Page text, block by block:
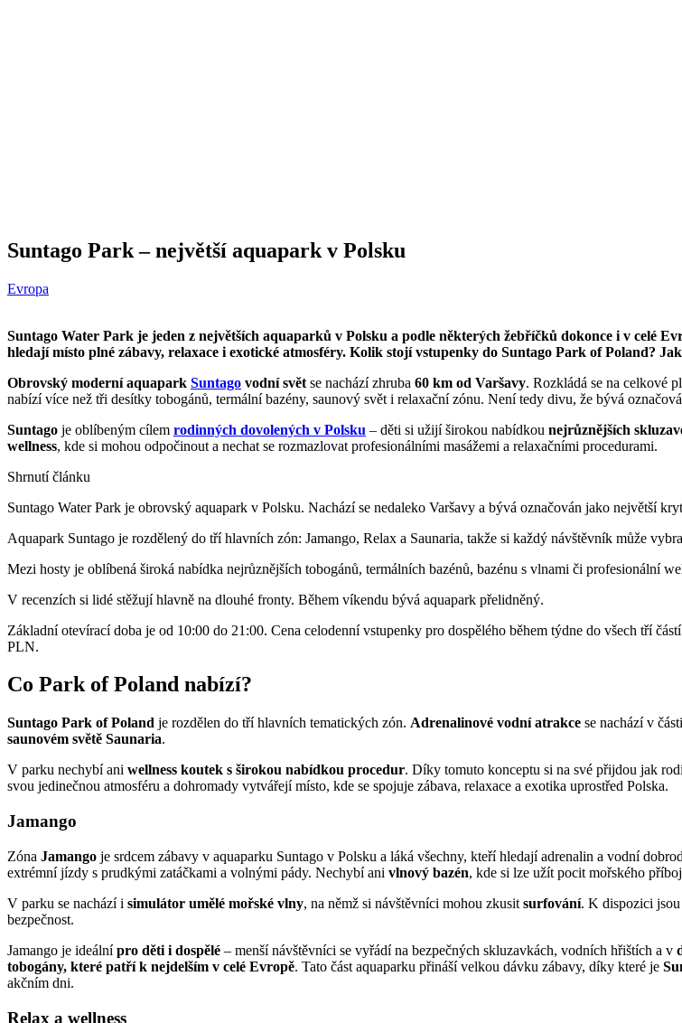
Suntago Park – největší aquapark v Polsku
Evropa
Suntago Water Park je jeden z největších aquaparků v Polsku a podle některých žebříčků dokonce i v celé
hledají místo plné zábavy, relaxace i exotické atmosféry. Kolik stojí vstupenky do Suntago Park of Poland?
Obrovský moderní aquapark Suntago vodní svět se nachází zhruba 60 km od Varšavy. Rozkládá se na celkové
nabízí více než tři desítky tobogánů, termální bazény, saunový svět i relaxační zónu. Není tedy divu, že bývá
Suntago je oblíbeným cílem rodinných dovolených v Polsku – děti si užijí širokou nabídkou nejrůznějších
wellness, kde si mohou odpočinout a nechat se rozmazlovat profesionálními masážemi a relaxačními procedurami.
Shrnutí článku
Suntago Water Park je obrovský aquapark v Polsku. Nachází se nedaleko Varšavy a bývá označován jako největší
Aquapark Suntago je rozdělený do tří hlavních zón: Jamango, Relax a Saunaria, takže si každý návštěvník může
Mezi hosty je oblíbená široká nabídka nejrůznějších tobogánů, termálních bazénů, bazénu s vlnami či profesionální
V recenzích si lidé stěžují hlavně na dlouhé fronty. Během víkendu bývá aquapark přelidněný.
Základní otevírací doba je od 10:00 do 21:00. Cena celodenní vstupenky pro dospělého během týdne do všech tří
PLN.
Co Park of Poland nabízí?
Suntago Park of Poland je rozdělen do tří hlavních tematických zón. Adrenalinové vodní atrakce se nachází v části
saunovém světě Saunaria.
V parku nechybí ani wellness koutek s širokou nabídkou procedur. Díky tomuto konceptu si na své přijdou jak
svou jedinečnou atmosféru a dohromady vytvářejí místo, kde se spojuje zábava, relaxace a exotika uprostřed Polska.
Jamango
Zóna Jamango je srdcem zábavy v aquaparku Suntago v Polsku a láká všechny, kteří hledají adrenalin a vodní
extrémní jízdy s prudkými zatáčkami a volnými pády. Nechybí ani vlnový bazén, kde si lze užít pocit mořského
V parku se nachází i simulátor umělé mořské vlny, na němž si návštěvníci mohou zkusit surfování. K dispozici
bezpečnost.
Jamango je ideálnípro děti i dospělé – menší návštěvníci se vyřádí na bezpečných skluzavkách, vodních hřištích a v
tobogány, které patří k nejdelším v celé Evropě. Tato část aquaparku přináší velkou dávku zábavy, díky které je
akčním dni.
Relax a wellness